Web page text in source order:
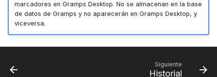
marcadores en Gramps Desktop. No se almacenan en la base
de datos de Gramps y no aparecerán en Gramps Desktop, y
viceversa.
Siguiente
Historial